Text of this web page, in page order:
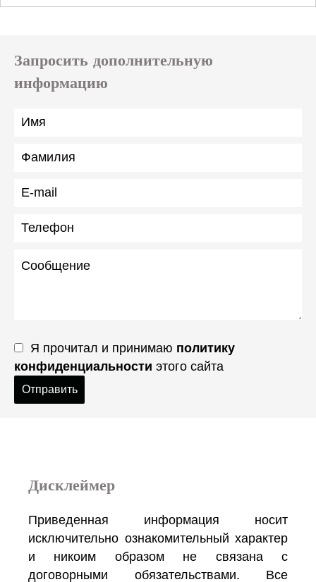
Запросить дополнительную
информацию
Я прочитал и принимаю политику
конфиденциальности этого сайта
Отправить
Дисклеймер
Приведенная информация носит
исключительно ознакомительный характер
и никоим образом не связана с
договорными обязательствами. Все